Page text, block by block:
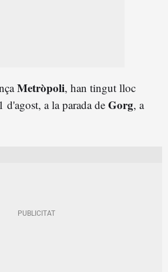
Metròpoli, han tingut lloc
d'agost, a la parada de Gorg, a